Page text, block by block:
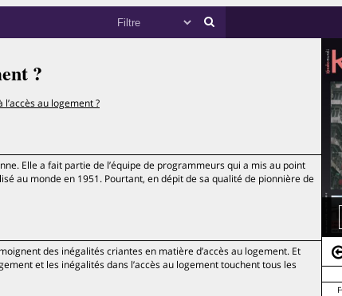
?
l’accès au logement ?
Elle a fait partie de l’équipe de programmeurs qui a mis au point
au monde en 1951. Pourtant, en dépit de sa qualité de pionnière de
des inégalités criantes en matière d’accès au logement. Et
et les inégalités dans l’accès au logement touchent tous les